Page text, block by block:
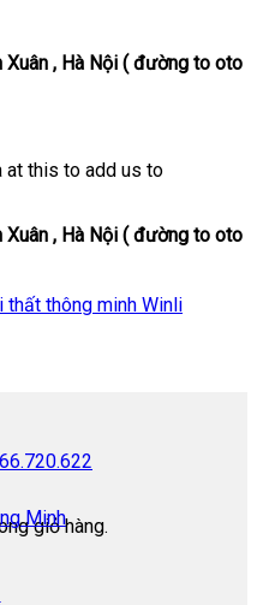
Xuân , Hà Nội ( đường to oto
at this to add us to
Xuân , Hà Nội ( đường to oto
giỏ hàng.
Minh